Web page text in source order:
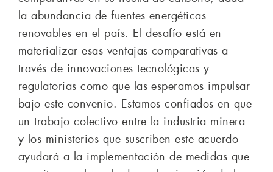
la abundancia de fuentes energéticas
renovables en el país. El desafío está en
materializar esas ventajas comparativas a
través de innovaciones tecnológicas y
regulatorias como que las esperamos impulsar
bajo este convenio. Estamos confiados en que
un trabajo colectivo entre la industria minera
y los ministerios que suscriben este acuerdo
ayudará a la implementación de medidas que